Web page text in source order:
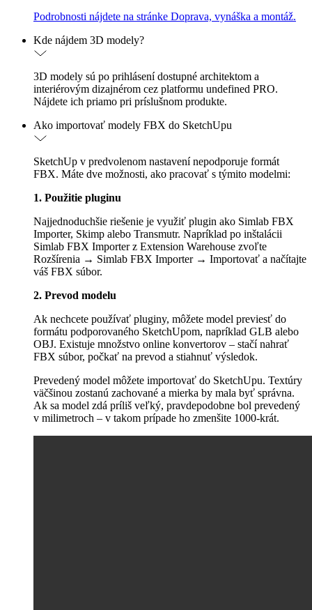
Podrobnosti nájdete na stránke Doprava, vynáška a montáž.
Kde nájdem 3D modely?
3D modely sú po prihlásení dostupné architektom a
interiérovým dizajnérom cez platformu undefined PRO.
Nájdete ich priamo pri príslušnom produkte.
Ako importovať modely FBX do SketchUpu
SketchUp v predvolenom nastavení nepodporuje formát
FBX. Máte dve možnosti, ako pracovať s týmito modelmi:
1. Použitie pluginu
Najjednoduchšie riešenie je využiť plugin ako Simlab FBX
Importer, Skimp alebo Transmutr. Napríklad po inštalácii
Simlab FBX Importer z Extension Warehouse zvoľte
Rozšírenia → Simlab FBX Importer → Importovať a načítajte
váš FBX súbor.
2. Prevod modelu
Ak nechcete používať pluginy, môžete model previesť do
formátu podporovaného SketchUpom, napríklad GLB alebo
OBJ. Existuje množstvo online konvertorov – stačí nahrať
FBX súbor, počkať na prevod a stiahnuť výsledok.
Prevedený model môžete importovať do SketchUpu. Textúry
väčšinou zostanú zachované a mierka by mala byť správna.
Ak sa model zdá príliš veľký, pravdepodobne bol prevedený
v milimetroch – v takom prípade ho zmenšite 1000-krát.